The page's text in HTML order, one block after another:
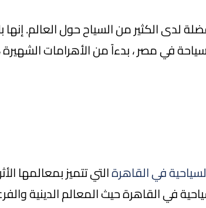
لدى الكثير من السياح حول العالم. إنها
في مصر ، بدءاً من الأهرامات
في القاهرةالتي تتميز بمعالمها
في القاهرة حيث المعالم الدينية